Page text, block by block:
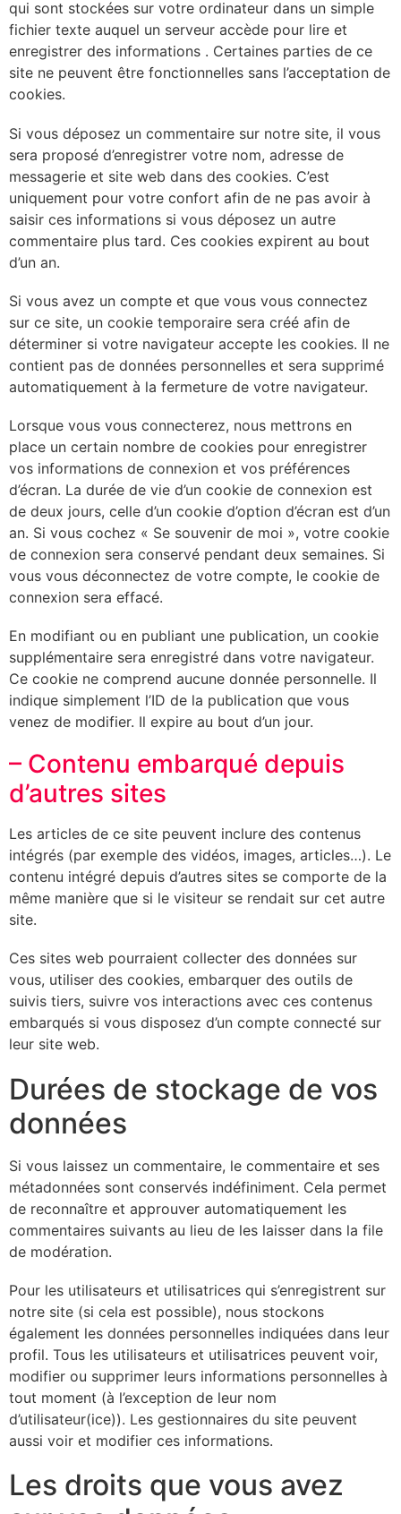
qui sont stockées sur votre ordinateur dans un simple
fichier texte auquel un serveur accède pour lire et
enregistrer des informations . Certaines parties de ce
site ne peuvent être fonctionnelles sans l’acceptation de
cookies.
Si vous déposez un commentaire sur notre site, il vous
sera proposé d’enregistrer votre nom, adresse de
messagerie et site web dans des cookies. C’est
uniquement pour votre confort afin de ne pas avoir à
saisir ces informations si vous déposez un autre
commentaire plus tard. Ces cookies expirent au bout
d’un an.
Si vous avez un compte et que vous vous connectez
sur ce site, un cookie temporaire sera créé afin de
déterminer si votre navigateur accepte les cookies. Il ne
contient pas de données personnelles et sera supprimé
automatiquement à la fermeture de votre navigateur.
Lorsque vous vous connecterez, nous mettrons en
place un certain nombre de cookies pour enregistrer
vos informations de connexion et vos préférences
d’écran. La durée de vie d’un cookie de connexion est
de deux jours, celle d’un cookie d’option d’écran est d’un
an. Si vous cochez « Se souvenir de moi », votre cookie
de connexion sera conservé pendant deux semaines. Si
vous vous déconnectez de votre compte, le cookie de
connexion sera effacé.
En modifiant ou en publiant une publication, un cookie
supplémentaire sera enregistré dans votre navigateur.
Ce cookie ne comprend aucune donnée personnelle. Il
indique simplement l’ID de la publication que vous
venez de modifier. Il expire au bout d’un jour.
– Contenu embarqué depuis
d’autres sites
Les articles de ce site peuvent inclure des contenus
intégrés (par exemple des vidéos, images, articles…). Le
contenu intégré depuis d’autres sites se comporte de la
même manière que si le visiteur se rendait sur cet autre
site.
Ces sites web pourraient collecter des données sur
vous, utiliser des cookies, embarquer des outils de
suivis tiers, suivre vos interactions avec ces contenus
embarqués si vous disposez d’un compte connecté sur
leur site web.
Durées de stockage de vos
données
Si vous laissez un commentaire, le commentaire et ses
métadonnées sont conservés indéfiniment. Cela permet
de reconnaître et approuver automatiquement les
commentaires suivants au lieu de les laisser dans la file
de modération.
Pour les utilisateurs et utilisatrices qui s’enregistrent sur
notre site (si cela est possible), nous stockons
également les données personnelles indiquées dans leur
profil. Tous les utilisateurs et utilisatrices peuvent voir,
modifier ou supprimer leurs informations personnelles à
tout moment (à l’exception de leur nom
d’utilisateur(ice)). Les gestionnaires du site peuvent
aussi voir et modifier ces informations.
Les droits que vous avez